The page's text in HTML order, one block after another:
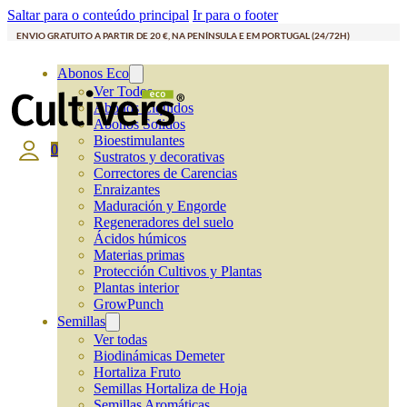
Saltar para o conteúdo principal Ir para o footer
ENVIO GRATUITO A PARTIR DE 20 €, NA PENÍNSULA E EM PORTUGAL (24/72H)
Abonos Eco
Ver Todos
Abonos Líquidos
Abonos Solidos
Bioestimulantes
Sustratos y decorativas
Correctores de Carencias
Enraizantes
Maduración y Engorde
Regeneradores del suelo
Ácidos húmicos
Materias primas
Protección Cultivos y Plantas
Plantas interior
GrowPunch
Semillas
Ver todas
Biodinámicas Demeter
Hortaliza Fruto
Semillas Hortaliza de Hoja
0